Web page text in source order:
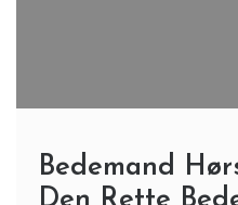
Bedemand